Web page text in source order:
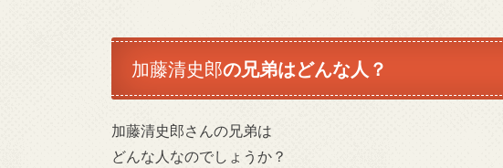
加藤清史郎の兄弟はどんな人？
加藤清史郎さんの兄弟は
どんな人なのでしょうか？